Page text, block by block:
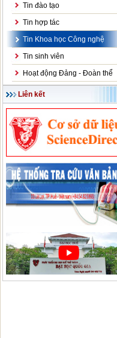
Tin đào tạo
Tin hợp tác
Tin Khoa học Công nghệ
Tin sinh viên
Hoạt động Đảng - Đoàn thể
Liên kết